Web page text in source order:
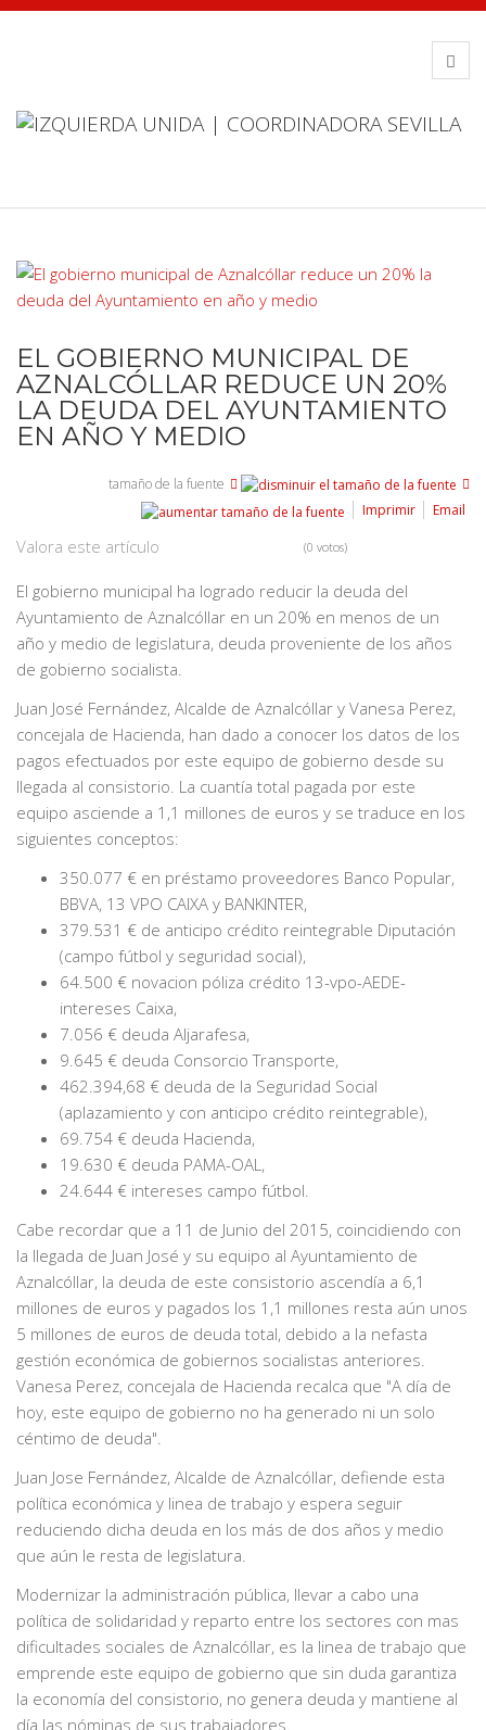
EL GOBIERNO MUNICIPAL DE
AZNALCÓLLAR REDUCE UN 20%
LA DEUDA DEL AYUNTAMIENTO
EN AÑO Y MEDIO
tamaño de la fuente
Imprimir
Email
Valora este artículo (0 votos)
El gobierno municipal ha logrado reducir la deuda del
Ayuntamiento de Aznalcóllar en un 20% en menos de un
año y medio de legislatura, deuda proveniente de los años
de gobierno socialista.
Juan José Fernández, Alcalde de Aznalcóllar y Vanesa Perez,
concejala de Hacienda, han dado a conocer los datos de los
pagos efectuados por este equipo de gobierno desde su
llegada al consistorio. La cuantía total pagada por este
equipo asciende a 1,1 millones de euros y se traduce en los
siguientes conceptos:
350.077 € en préstamo proveedores Banco Popular,
BBVA, 13 VPO CAIXA y BANKINTER,
379.531 € de anticipo crédito reintegrable Diputación
(campo fútbol y seguridad social),
64.500 € novacion póliza crédito 13-vpo-AEDE-
intereses Caixa,
7.056 € deuda Aljarafesa,
9.645 € deuda Consorcio Transporte,
462.394,68 € deuda de la Seguridad Social
(aplazamiento y con anticipo crédito reintegrable),
69.754 € deuda Hacienda,
19.630 € deuda PAMA-OAL,
24.644 € intereses campo fútbol.
Cabe recordar que a 11 de Junio del 2015, coincidiendo con
la llegada de Juan José y su equipo al Ayuntamiento de
Aznalcóllar, la deuda de este consistorio ascendía a 6,1
millones de euros y pagados los 1,1 millones resta aún unos
5 millones de euros de deuda total, debido a la nefasta
gestión económica de gobiernos socialistas anteriores.
Vanesa Perez, concejala de Hacienda recalca que "A día de
hoy, este equipo de gobierno no ha generado ni un solo
céntimo de deuda".
Juan Jose Fernández, Alcalde de Aznalcóllar, defiende esta
política económica y linea de trabajo y espera seguir
reduciendo dicha deuda en los más de dos años y medio
que aún le resta de legislatura.
Modernizar la administración pública, llevar a cabo una
política de solidaridad y reparto entre los sectores con mas
dificultades sociales de Aznalcóllar, es la linea de trabajo que
emprende este equipo de gobierno que sin duda garantiza
la economía del consistorio, no genera deuda y mantiene al
día las nóminas de sus trabajadores.